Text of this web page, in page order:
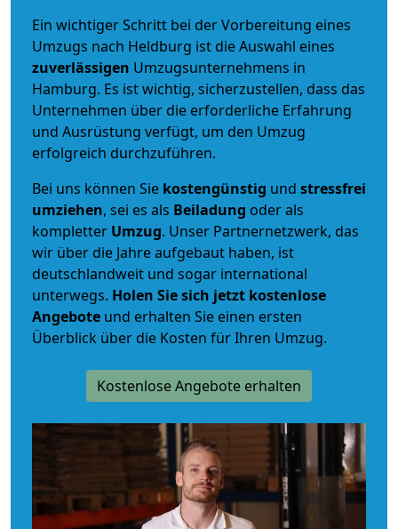
Ein wichtiger Schritt bei der Vorbereitung eines
Umzugs nach Heldburg ist die Auswahl eines
zuverlässigen Umzugsunternehmens in
Hamburg. Es ist wichtig, sicherzustellen, dass das
Unternehmen über die erforderliche Erfahrung
und Ausrüstung verfügt, um den Umzug
erfolgreich durchzuführen.
Bei uns können Sie kostengünstig und stressfrei
umziehen, sei es als Beiladung oder als
kompletter Umzug. Unser Partnernetzwerk, das
wir über die Jahre aufgebaut haben, ist
deutschlandweit und sogar international
unterwegs. Holen Sie sich jetzt kostenlose
Angebote und erhalten Sie einen ersten
Überblick über die Kosten für Ihren Umzug.
Kostenlose Angebote erhalten